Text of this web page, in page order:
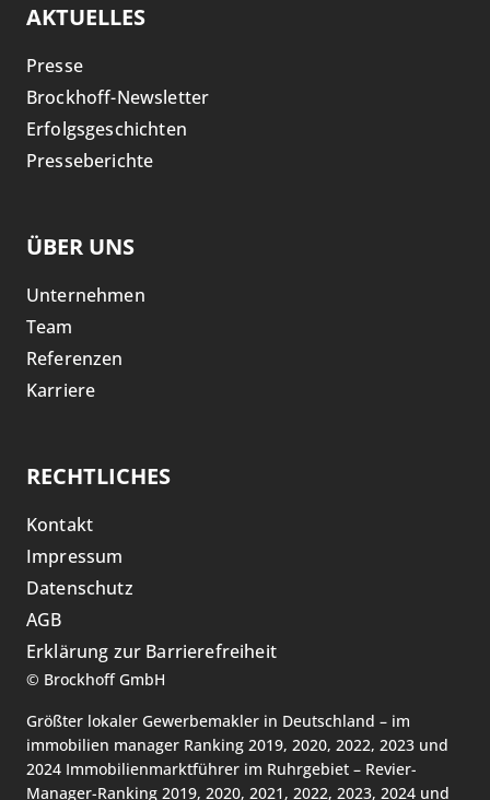
AKTUELLES
Presse
Brockhoff-Newsletter
Erfolgsgeschichten
Presseberichte
ÜBER UNS
Unternehmen
Team
Referenzen
Karriere
RECHTLICHES
Kontakt
Impressum
Datenschutz
AGB
Erklärung zur Barrierefreiheit
© Brockhoff GmbH
Größter lokaler Gewerbemakler in Deutschland – im
immobilien manager Ranking 2019, 2020, 2022, 2023 und
2024 Immobilienmarktführer im Ruhrgebiet – Revier-
Manager-Ranking 2019, 2020, 2021, 2022, 2023, 2024 und